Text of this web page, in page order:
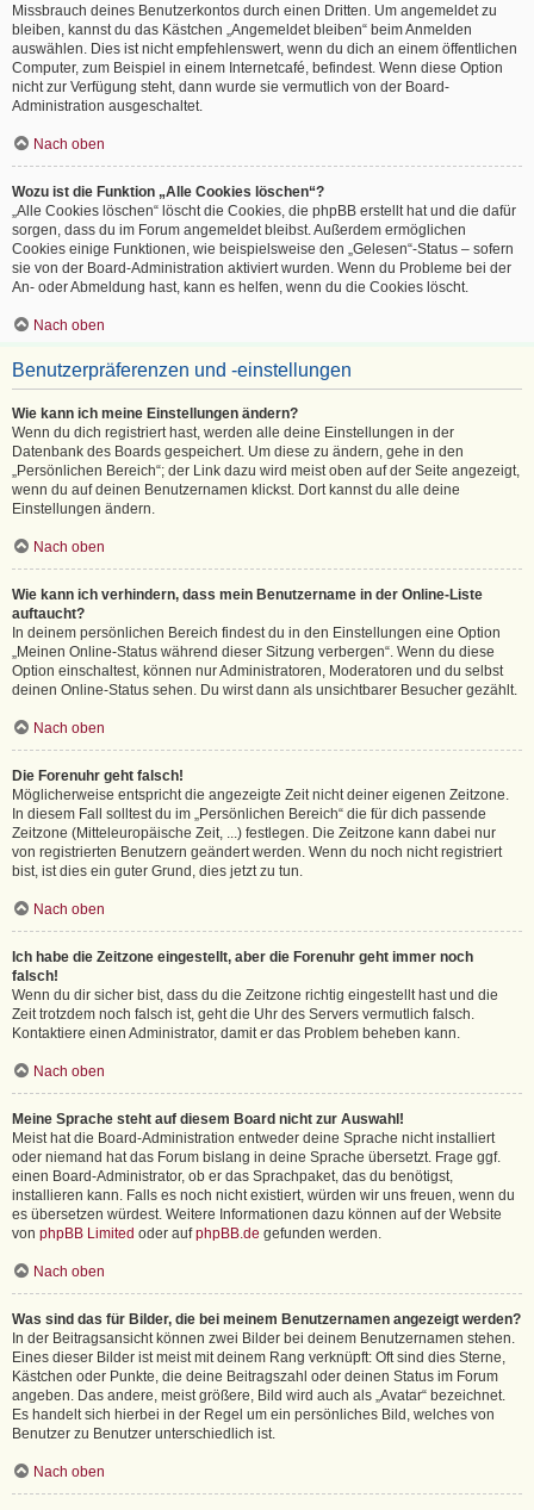
Missbrauch deines Benutzerkontos durch einen Dritten. Um angemeldet zu
bleiben, kannst du das Kästchen „Angemeldet bleiben“ beim Anmelden
auswählen. Dies ist nicht empfehlenswert, wenn du dich an einem öffentlichen
Computer, zum Beispiel in einem Internetcafé, befindest. Wenn diese Option
nicht zur Verfügung steht, dann wurde sie vermutlich von der Board-
Administration ausgeschaltet.
Nach oben
Wozu ist die Funktion „Alle Cookies löschen“?
„Alle Cookies löschen“ löscht die Cookies, die phpBB erstellt hat und die dafür
sorgen, dass du im Forum angemeldet bleibst. Außerdem ermöglichen
Cookies einige Funktionen, wie beispielsweise den „Gelesen“-Status – sofern
sie von der Board-Administration aktiviert wurden. Wenn du Probleme bei der
An- oder Abmeldung hast, kann es helfen, wenn du die Cookies löscht.
Nach oben
Benutzerpräferenzen und -einstellungen
Wie kann ich meine Einstellungen ändern?
Wenn du dich registriert hast, werden alle deine Einstellungen in der
Datenbank des Boards gespeichert. Um diese zu ändern, gehe in den
„Persönlichen Bereich“; der Link dazu wird meist oben auf der Seite angezeigt,
wenn du auf deinen Benutzernamen klickst. Dort kannst du alle deine
Einstellungen ändern.
Nach oben
Wie kann ich verhindern, dass mein Benutzername in der Online-Liste
auftaucht?
In deinem persönlichen Bereich findest du in den Einstellungen eine Option
„Meinen Online-Status während dieser Sitzung verbergen“. Wenn du diese
Option einschaltest, können nur Administratoren, Moderatoren und du selbst
deinen Online-Status sehen. Du wirst dann als unsichtbarer Besucher gezählt.
Nach oben
Die Forenuhr geht falsch!
Möglicherweise entspricht die angezeigte Zeit nicht deiner eigenen Zeitzone.
In diesem Fall solltest du im „Persönlichen Bereich“ die für dich passende
Zeitzone (Mitteleuropäische Zeit, ...) festlegen. Die Zeitzone kann dabei nur
von registrierten Benutzern geändert werden. Wenn du noch nicht registriert
bist, ist dies ein guter Grund, dies jetzt zu tun.
Nach oben
Ich habe die Zeitzone eingestellt, aber die Forenuhr geht immer noch
falsch!
Wenn du dir sicher bist, dass du die Zeitzone richtig eingestellt hast und die
Zeit trotzdem noch falsch ist, geht die Uhr des Servers vermutlich falsch.
Kontaktiere einen Administrator, damit er das Problem beheben kann.
Nach oben
Meine Sprache steht auf diesem Board nicht zur Auswahl!
Meist hat die Board-Administration entweder deine Sprache nicht installiert
oder niemand hat das Forum bislang in deine Sprache übersetzt. Frage ggf.
einen Board-Administrator, ob er das Sprachpaket, das du benötigst,
installieren kann. Falls es noch nicht existiert, würden wir uns freuen, wenn du
es übersetzen würdest. Weitere Informationen dazu können auf der Website
von phpBB Limited oder aufphpBB.de gefunden werden.
Nach oben
Was sind das für Bilder, die bei meinem Benutzernamen angezeigt werden?
In der Beitragsansicht können zwei Bilder bei deinem Benutzernamen stehen.
Eines dieser Bilder ist meist mit deinem Rang verknüpft: Oft sind dies Sterne,
Kästchen oder Punkte, die deine Beitragszahl oder deinen Status im Forum
angeben. Das andere, meist größere, Bild wird auch als „Avatar“ bezeichnet.
Es handelt sich hierbei in der Regel um ein persönliches Bild, welches von
Benutzer zu Benutzer unterschiedlich ist.
Nach oben